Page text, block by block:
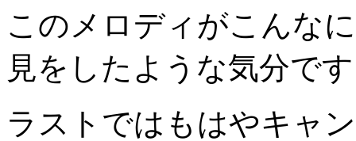
このメロディがこんな
見をしたような気分で
ラストではもはやキャ